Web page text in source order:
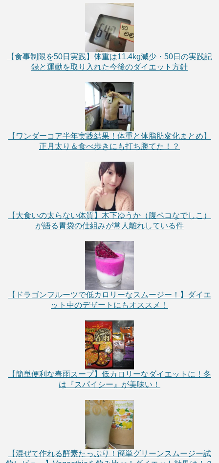
【食事制限を50日実践】体重は11.4kg減少・50日の実践記
録と運動を取り入れた今後のダイエット方針
【ワンダーコア半年実践結果！体重と体脂肪変化まとめ】
正月太り＆食べ歩きにも打ち勝てた！？
【大食いの太らない体質】木下ゆうか（腹ペコなでしこ）
が語る胃袋の仕組みが常人離れしている件
【ドラゴンフルーツで低カロリーなスムージー！】ダイエ
ット中のデザートにもオススメ！
【簡単便利な春雨スープ】低カロリーなダイエットに！冬
は『スパイシー』が美味い！
【混ぜて作れる酵素たっぷり！簡単グリーンスムージー試